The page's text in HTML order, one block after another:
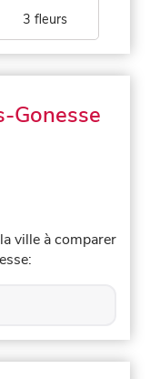
3 fleurs
Gonesse
ville à comparer